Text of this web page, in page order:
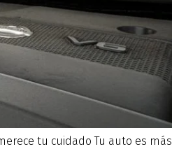
tu cuidado Tu auto es más